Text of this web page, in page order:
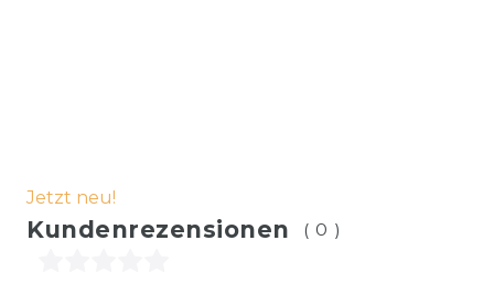
Jetzt neu!
Kundenrezensionen (0)